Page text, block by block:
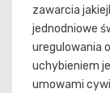
zawarcia
jednodniowe
uregulowania
uchybieniem
umowami